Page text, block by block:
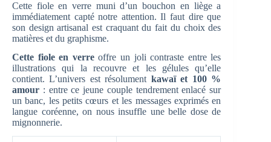
Cette fiole en verre muni d’un bouchon en liège a
immédiatement capté notre attention. Il faut dire que
son design artisanal est craquant du fait du choix des
matières et du graphisme.
Cette fiole en verreoffre un joli contraste entre les
illustrations qui la recouvre et les gélules qu’elle
contient. L’univers est résolument kawaï et 100 %
amour : entre ce jeune couple tendrement enlacé sur
un banc, les petits cœurs et les messages exprimés en
langue coréenne, on nous insuffle une belle dose de
mignonnerie.